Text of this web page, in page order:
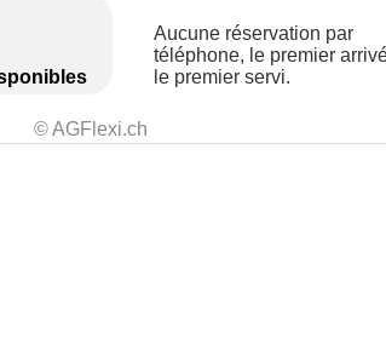
Aucune réservation par
téléphone, le premier
le premier servi.
© AGFlexi.ch